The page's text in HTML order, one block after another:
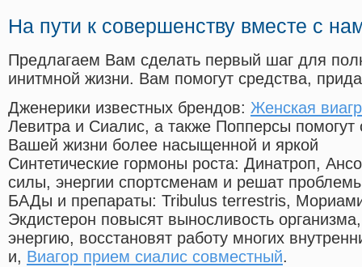
На пути к совершенству вместе с
Предлагаем Вам сделать первый шаг для
инитмной жизни. Вам помогут средства,
Дженерики известных брендов: Женская
Левитра и Сиалис, а также Попперсы помогут
Вашей жизни более насыщенной и яркой
Синтетические гормоны роста: Динатроп,
силы, энергии спортсменам и решат
БАДы и препараты: Tribulus terrestris,
Экдистерон повысят выносливость
энергию, восстановят работу многих
и, Виагор прием сиалис совместный.